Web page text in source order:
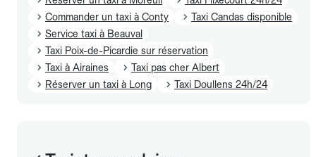
Commander un taxi à Conty
Taxi Candas disponible
Service taxi à Beauval
Taxi Poix-de-Picardie sur réservation
Taxi à Airaines
Taxi pas cher Albert
Réserver un taxi à Long
Taxi Doullens 24h/24